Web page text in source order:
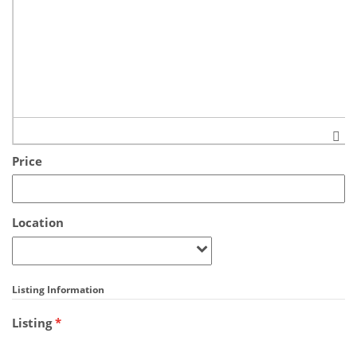
Price
Location
Listing Information
Listing*